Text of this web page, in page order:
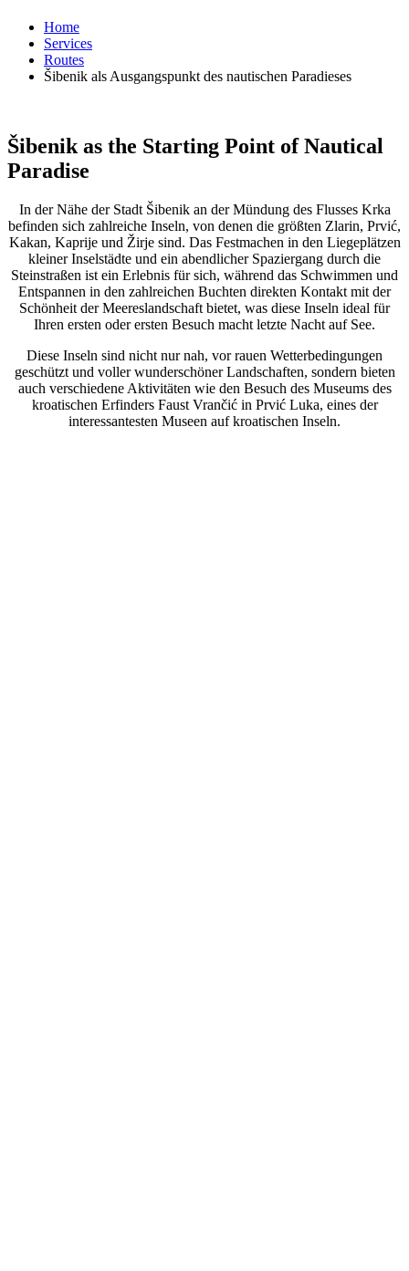
Home
Services
Routes
Šibenik als Ausgangspunkt des nautischen Paradieses
Šibenik as the Starting Point of Nautical
Paradise
In der Nähe der Stadt Šibenik an der Mündung des Flusses Krka
befinden sich zahlreiche Inseln, von denen die größten Zlarin, Prvić,
Kakan, Kaprije und Žirje sind. Das Festmachen in den Liegeplätzen
kleiner Inselstädte und ein abendlicher Spaziergang durch die
Steinstraßen ist ein Erlebnis für sich, während das Schwimmen und
Entspannen in den zahlreichen Buchten direkten Kontakt mit der
Schönheit der Meereslandschaft bietet, was diese Inseln ideal für
Ihren ersten oder ersten Besuch macht letzte Nacht auf See.
Diese Inseln sind nicht nur nah, vor rauen Wetterbedingungen
geschützt und voller wunderschöner Landschaften, sondern bieten
auch verschiedene Aktivitäten wie den Besuch des Museums des
kroatischen Erfinders Faust Vrančić in Prvić Luka, eines der
interessantesten Museen auf kroatischen Inseln.